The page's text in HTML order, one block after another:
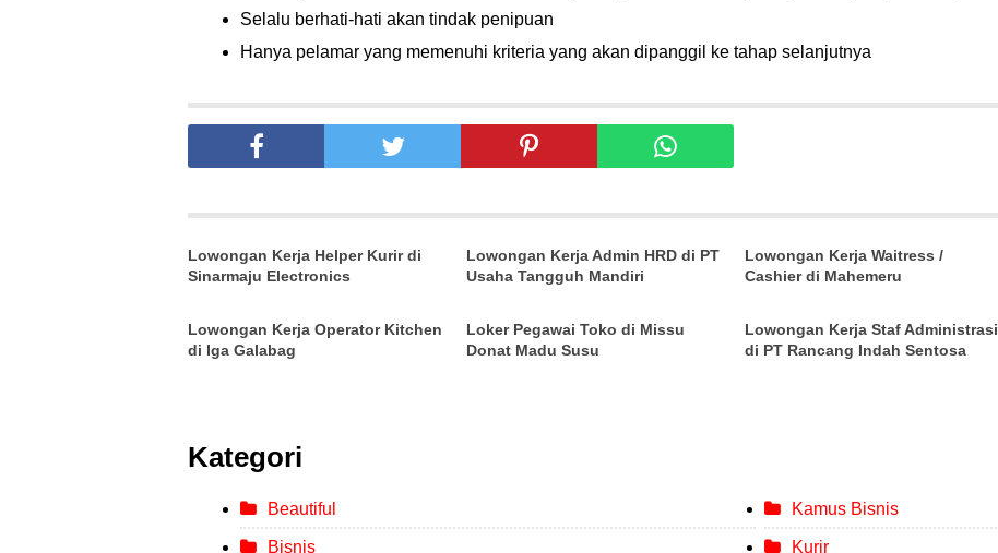
Selalu berhati-hati akan tindak penipuan
Hanya pelamar yang memenuhi kriteria yang akan dipanggil ke tahap selanjutnya
Lowongan Kerja Helper Kurir di
Sinarmaju Electronics
Lowongan Kerja Admin HRD di PT
Usaha Tangguh Mandiri
Lowongan Kerja Waitress /
Cashier di Mahemeru
Lowongan Kerja Operator Kitchen
di Iga Galabag
Loker Pegawai Toko di Missu
Donat Madu Susu
Lowongan Kerja Staf Administrasi
di PT Rancang Indah Sentosa
Kategori
Beautiful
Bisnis
Kamus Bisnis
Kurir